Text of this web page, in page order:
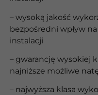
– wysoką jakość
bezpośredni wpływ
instalacji
– gwarancję wysokiej
najniższe możliwe
– najwyższa klasa